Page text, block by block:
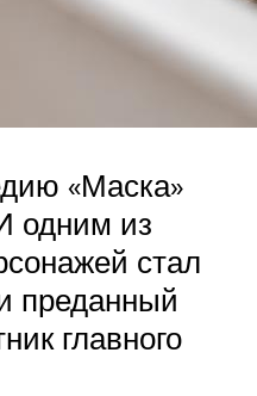
«Маска»
одним из
стал
преданный
главного